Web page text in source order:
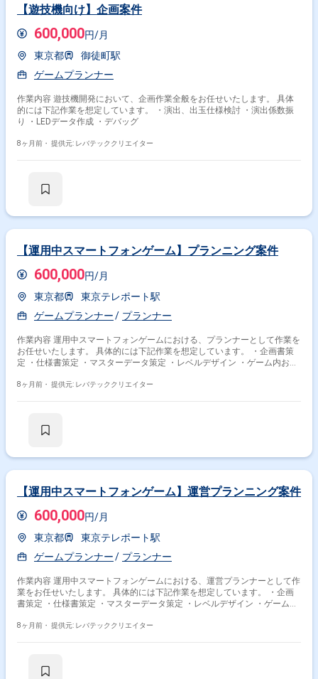
【遊技機向け】企画案件
600,000円/月
東京都
御徒町駅
ゲームプランナー
作業内容 遊技機開発において、企画作業全般をお任せいたします。 具体
的には下記作業を想定しています。 ・演出、出玉仕様検討 ・演出係数振
り ・LEDデータ作成 ・デバッグ
8ヶ月前・ 提供元: レバテッククリエイター
【運用中スマートフォンゲーム】プランニング案件
600,000円/月
東京都
東京テレポート駅
ゲームプランナー
プランナー
作業内容 運用中スマートフォンゲームにおける、プランナーとして作業を
お任せいたします。 具体的には下記作業を想定しています。 ・企画書策
定 ・仕様書策定 ・マスターデータ策定 ・レベルデザイン ・ゲーム内お知
社内外メンバーとの調整折衝
8ヶ月前・ 提供元: レバテッククリエイター
【運用中スマートフォンゲーム】運営プランニング案件
600,000円/月
東京都
東京テレポート駅
ゲームプランナー
プランナー
作業内容 運用中スマートフォンゲームにおける、運営プランナーとして作
業をお任せいたします。 具体的には下記作業を想定しています。 ・企画
書策定 ・仕様書策定 ・マスターデータ策定 ・レベルデザイン ・ゲーム内
・社内外メンバーとの調整折衝
8ヶ月前・ 提供元: レバテッククリエイター